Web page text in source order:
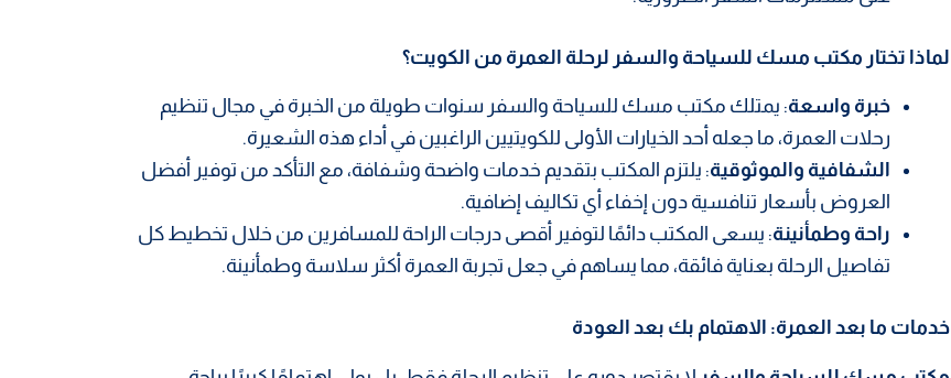
لماذا تختار مكتب مسك للسياحة والسفر لرحلة العمرة من الكويت؟
خبرة واسعة: يمتلك مكتب مسك للسياحة والسفر سنوات طويلة من الخبرة في مجال تنظيم
رحلات العمرة، ما جعله أحد الخيارات الأولى للكويتيين الراغبين في أداء هذه الشعيرة.
الشفافية والموثوقية: يلتزم المكتب بتقديم خدمات واضحة وشفافة، مع التأكد من توفير أفضل
العروض بأسعار تنافسية دون إخفاء أي تكاليف إضافية.
راحة وطمأنينة: يسعى المكتب دائمًا لتوفير أقصى درجات الراحة للمسافرين من خلال تخطيط كل
تفاصيل الرحلة بعناية فائقة، مما يساهم في جعل تجربة العمرة أكثر سلاسة وطمأنينة.
خدمات ما بعد العمرة: الاهتمام بك بعد العودة